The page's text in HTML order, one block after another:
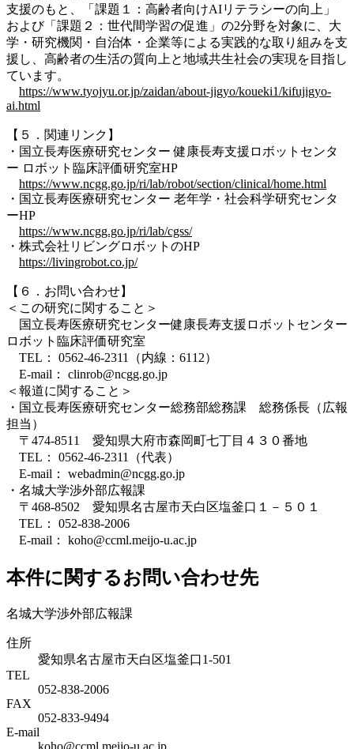
支援のもと、「課題１：高齢者向けAIリテラシーの向上」
および「課題２：世代間学習の促進」の2分野を対象に、大
学・研究機関・自治体・企業等による実践的な取り組みを支
援し、高齢者の生活の質向上と地域共生社会の実現を目指し
ています。
https://www.tyojyu.or.jp/zaidan/about-jigyo/koueki1/kifujigyo-
ai.html
【５．関連リンク】
・国立長寿医療研究センター 健康長寿支援ロボットセンタ
ー ロボット臨床評価研究室HP
https://www.ncgg.go.jp/ri/lab/robot/section/clinical/home.html
・国立長寿医療研究センター 老年学・社会科学研究センタ
ーHP
https://www.ncgg.go.jp/ri/lab/cgss/
・株式会社リビングロボットのHP
https://livingrobot.co.jp/
【６．お問い合わせ】
＜この研究に関すること＞
国立長寿医療研究センター健康長寿支援ロボットセンター
ロボット臨床評価研究室
TEL： 0562-46-2311（内線：6112）
E-mail： clinrob@ncgg.go.jp
＜報道に関すること＞
・国立長寿医療研究センター総務部総務課 総務係長（広報
担当）
〒474-8511 愛知県大府市森岡町七丁目４３０番地
TEL： 0562-46-2311（代表）
E-mail： webadmin@ncgg.go.jp
・名城大学渉外部広報課
〒468-8502 愛知県名古屋市天白区塩釜口１－５０１
TEL： 052-838-2006
E-mail： koho@ccml.meijo-u.ac.jp
本件に関するお問い合わせ先
名城大学渉外部広報課
住所
愛知県名古屋市天白区塩釜口1-501
TEL
052-838-2006
FAX
052-833-9494
E-mail
koho@ccml.meijo-u.ac.jp